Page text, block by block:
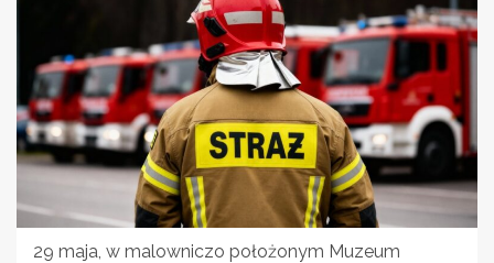
29 maja, w malowniczo położonym Muzeum